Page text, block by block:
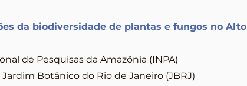
da biodiversidade de plantas e fungos no Alto
de Pesquisas da Amazônia (INPA)
Botânico do Rio de Janeiro (JBRJ)